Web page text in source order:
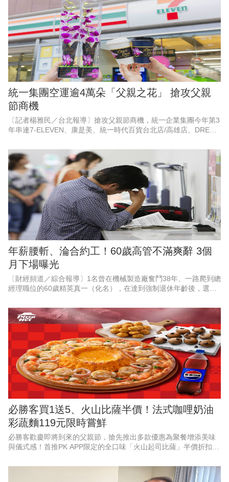
統一集團空運逾4萬朵「父親之花」 搶攻父親
節商機
〔記者楊雅民／台北報導〕搶攻父親節商機，統一企業集團今年第3
年串連7-ELEVEN、康是美、統一時代百貨台北店/高雄店、DREAM
牌，空
年薪腰斬、淪合約工！60歲高管不滿爽辭 3個
月下場曝光
〔財經頻道／綜合報導〕1名曾在機械製造廠奮鬥38年、一路爬到總
經理職位的60歲精英真一（化名），在達到強制退休年齡後，選擇
由人生。
必勝客買1送5、火山比薩半價！法式咖哩奶油
彩蔬麵119元限時嘗鮮
必勝客歡慶即將到來的父親節，搶先推出多款優惠為聚餐增添美味
與儀式感！首推PK APP限定的全口味「火山起司比薩」半價折扣，
爸發餐」等套